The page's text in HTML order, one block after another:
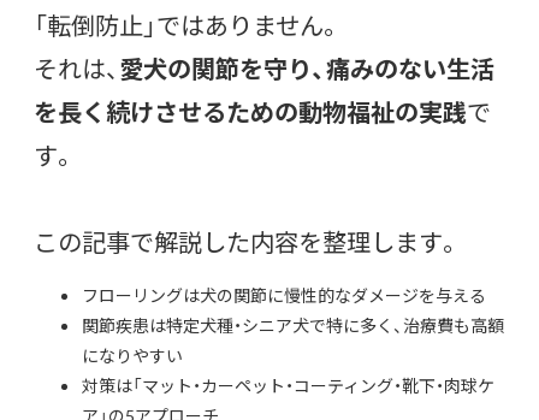
「転倒防止」ではありません。
それは、愛犬の関節を守り、痛みのない生活
を長く続けさせるための動物福祉の実践で
す。
この記事で解説した内容を整理します。
フローリングは犬の関節に慢性的なダメージを与える
関節疾患は特定犬種・シニア犬で特に多く、治療費も高額
になりやすい
対策は「マット・カーペット・コーティング・靴下・肉球ケ
ア」の5アプローチ